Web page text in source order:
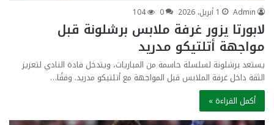
Admin
1 أبريل، 2026 0
104
لابورتا يزور غرفة ملابس برشلونة قبل
مواجهة أتلتيكو مدريد
يستعد برشلونة لسلسلة حاسمة من المباريات، ويتدخل قادة النادي لتعزيز
الثقة داخل غرفة الملابس قبل المواجهة مع أتلتيكو مدريد. وفقًا…
أكمل القراءة »